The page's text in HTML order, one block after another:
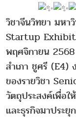
วิชาจีนวิทยา มหา
Startup
พฤศจิกายน
สำเภา ชูศรี (E4)
ของรายวิชา
วัตถุประสงค์เพื่อ
และธุรกิจมาประยุ